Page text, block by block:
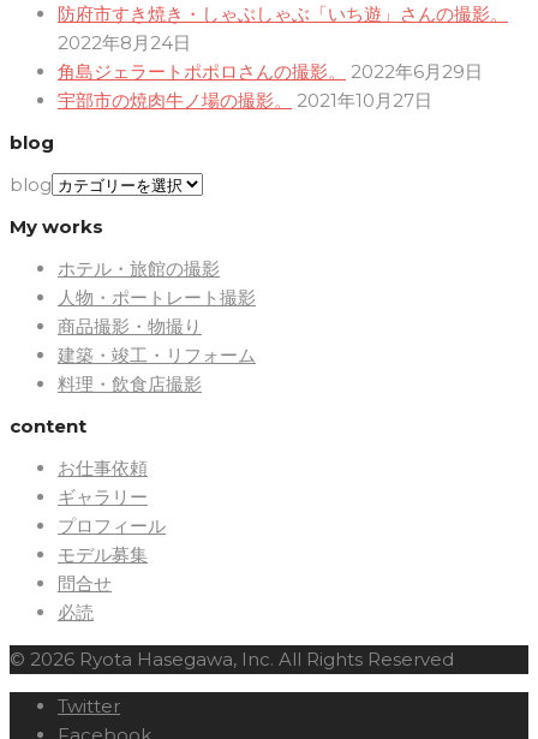
防府市すき焼き・しゃぶしゃぶ「いち遊」さんの撮影。
2022年8月24日
角島ジェラートポポロさんの撮影。
2022年6月29日
宇部市の焼肉牛ノ場の撮影。
2021年10月27日
blog
blog
My works
ホテル・旅館の撮影
人物・ポートレート撮影
商品撮影・物撮り
建築・竣工・リフォーム
料理・飲食店撮影
content
お仕事依頼
ギャラリー
プロフィール
モデル募集
問合せ
必読
© 2026 Ryota Hasegawa, Inc. All Rights Reserved
Twitter
Facebook